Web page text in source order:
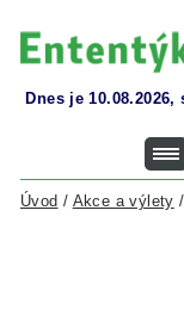
Dnes je 10.08.2026,
Úvod / Akce a výlety /